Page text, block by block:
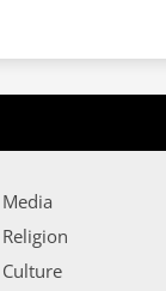
Media
Religion
Culture